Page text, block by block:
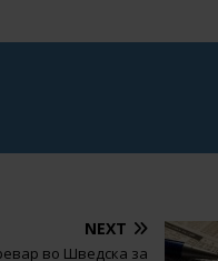
NEXT
во Шведска за